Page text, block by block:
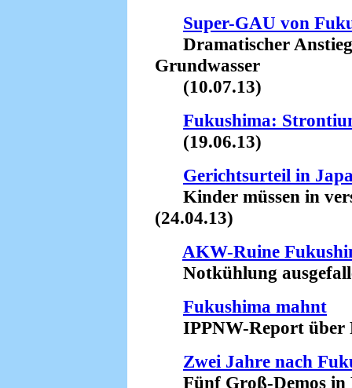
Super-GAU von
Dramatischer
Grundwasser
(10.07.13)
Fukushima:
(19.06.13)
Gerichtsurteil in
Kinder müssen in
(24.04.13)
AKW-Ruine
Notkühlung
Fukushima mahnt
IPPNW-Report über
Zwei Jahre nach
Fünf Groß-Demos in